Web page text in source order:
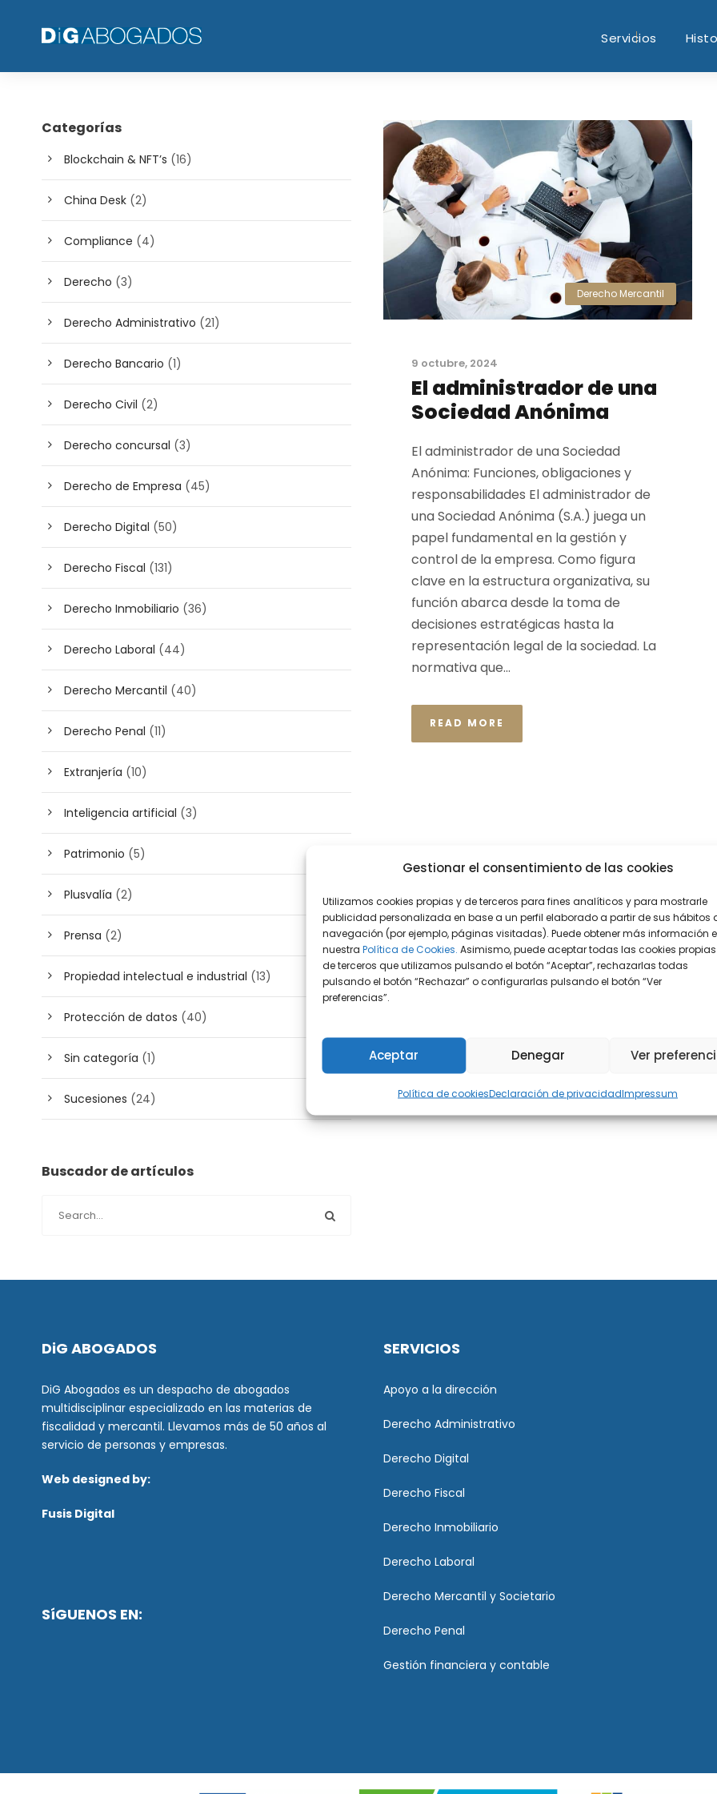
Gestionar el consentimiento de las cookies
Utilizamos cookies propias y de terceros para fines analíticos y para mostrarle
publicidad personalizada en base a un perfil elaborado a partir de sus hábitos
navegación (por ejemplo, páginas visitadas). Puede obtener más información
nuestra Política de Cookies. Asimismo, puede aceptar todas las cookies
de terceros que utilizamos pulsando el botón “Aceptar”, rechazarlas todas
pulsando el botón “Rechazar” o configurarlas pulsando el botón “Ver
preferencias”.
Aceptar Denegar Ver
Política de cookiesDeclaración de privacidadImpressum
Servicios
Derecho Mercantil
9 octubre, 2024
El administrador de una
Sociedad Anónima
El administrador de una Sociedad
Anónima: Funciones, obligaciones y
responsabilidades El administrador de
una Sociedad Anónima (S.A.) juega un
papel fundamental en la gestión y
control de la empresa. Como figura
clave en la estructura organizativa, su
función abarca desde la toma de
decisiones estratégicas hasta la
representación legal de la sociedad. La
normativa que...
READ MORE
Categorías
Blockchain & NFT’s (16)
China Desk (2)
Compliance (4)
Derecho (3)
Derecho Administrativo (21)
Derecho Bancario (1)
Derecho Civil (2)
Derecho concursal (3)
Derecho de Empresa (45)
Derecho Digital (50)
Derecho Fiscal (131)
Derecho Inmobiliario (36)
Derecho Laboral (44)
Derecho Mercantil (40)
Derecho Penal (11)
Extranjería (10)
Inteligencia artificial (3)
Patrimonio (5)
Plusvalía (2)
Prensa (2)
Propiedad intelectual e industrial (13)
Protección de datos (40)
Sin categoría (1)
Sucesiones (24)
Buscador de artículos
DiG ABOGADOS
DiG Abogados es un despacho de abogados
multidisciplinar especializado en las materias de
fiscalidad y mercantil. Llevamos más de 50 años al
servicio de personas y empresas.
Web designed by:
Fusis Digital
SíGUENOS EN:
SERVICIOS
Apoyo a la dirección
Derecho Administrativo
Derecho Digital
Derecho Fiscal
Derecho Inmobiliario
Derecho Laboral
Derecho Mercantil y Societario
Derecho Penal
Gestión financiera y contable